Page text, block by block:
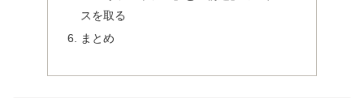
スを取る
まとめ